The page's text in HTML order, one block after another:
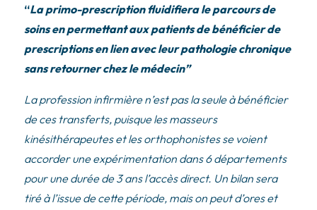
“La primo-prescription fluidifiera le parcours de
soins en permettant aux patients de bénéficier de
prescriptions en lien avec leur pathologie chronique
sans retourner chez le médecin”
La profession infirmière n’est pas la seule à bénéficier
de ces transferts, puisque les masseurs
kinésithérapeutes et les orthophonistes se voient
accorder une expérimentation dans 6 départements
pour une durée de 3 ans l’accès direct. Un bilan sera
tiré à l’issue de cette période, mais on peut d’ores et